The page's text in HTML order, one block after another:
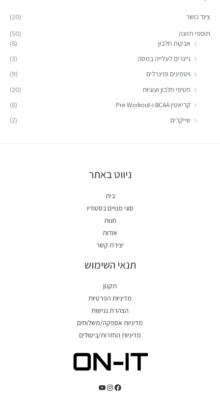
ב
ו
ציוד כושר
(20)
תוספי תזונה
(50)
אבקות חלבון
(8)
גיינרים לעלייה במסה
(3)
ויטמינים ומינרלים
(9)
חטיפי חלבון ועוגיות
(20)
קריאטין BCAA ו-Pre Workout
(8)
שייקרים
(2)
ניווט באתר
בית
סוגי מנויים בסטודיו
חנות
אודות
יצירת קשר
תנאי השימוש
תקנון
מדיניות הפרטיות
הצהרת נגישות
מדיניות אספקה/משלוחים
מדיניות החזרות/ביטולים